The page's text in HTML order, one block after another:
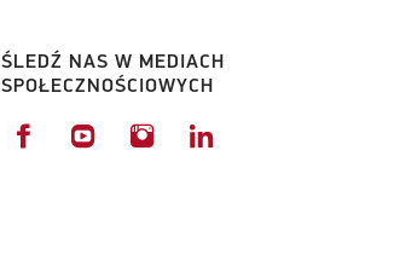
ŚLEDŹ NAS W MEDIACH
SPOŁECZNOŚCIOWYCH